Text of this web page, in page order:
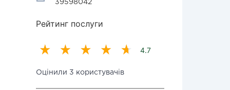
39598042
Рейтинг послуги
4.7
Оцінили 3 користувачів